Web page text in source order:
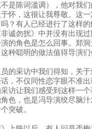
是陈词滥调），他对我
怀，这很让我尊敬。这
？有人已经进行了这样
诚勿扰》中并没有出现
的角色是怎么回事。郑
种聪明的做法值得导演
的采访中我们得知，关
，不仅同性恋字眼不准
访让我们感受到这样一
色，也是冯导演绞尽脑
突破。